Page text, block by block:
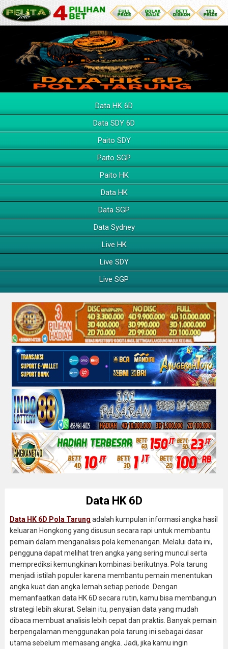
Data HK 6D
Data SDY 6D
Paito SDY
Paito SGP
Paito HK
Data HK
Data SGP
Data Sydney
Live HK
Live SDY
Live SGP
Data HK 6D
Data HK 6D Pola Tarung adalah kumpulan informasi angka hasil
keluaran Hongkong yang disusun secara rapi untuk membantu
pemain dalam menganalisis pola kemenangan. Melalui data ini,
pengguna dapat melihat tren angka yang sering muncul serta
memprediksi kemungkinan kombinasi berikutnya. Pola tarung
menjadi istilah populer karena membantu pemain menentukan
angka kuat dan angka lemah setiap periode. Dengan
memanfaatkan data HK 6D secara rutin, kamu bisa membangun
strategi lebih akurat. Selain itu, penyajian data yang mudah
dibaca membuat analisis lebih cepat dan praktis. Banyak pemain
berpengalaman menggunakan pola tarung ini sebagai dasar
utama sebelum memasang angka. Jadi, jika kamu ingin